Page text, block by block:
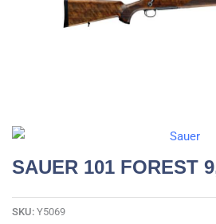
SAUER 101 FOREST
SKU: Y5069